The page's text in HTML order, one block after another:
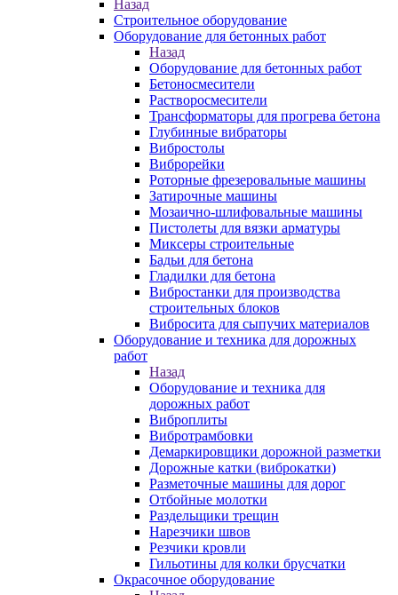
Назад
Строительное оборудование
Оборудование для бетонных работ
Назад
Оборудование для бетонных работ
Бетоносмесители
Растворосмесители
Трансформаторы для прогрева бетона
Глубинные вибраторы
Вибростолы
Виброрейки
Роторные фрезеровальные машины
Затирочные машины
Мозаично-шлифовальные машины
Пистолеты для вязки арматуры
Миксеры строительные
Бадьи для бетона
Гладилки для бетона
Вибростанки для производства
строительных блоков
Вибросита для сыпучих материалов
Оборудование и техника для дорожных
работ
Назад
Оборудование и техника для
дорожных работ
Виброплиты
Вибротрамбовки
Демаркировщики дорожной разметки
Дорожные катки (виброкатки)
Разметочные машины для дорог
Отбойные молотки
Раздельщики трещин
Нарезчики швов
Резчики кровли
Гильотины для колки брусчатки
Окрасочное оборудование